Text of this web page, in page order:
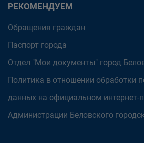
РЕКОМЕНДУЕМ
Обращения граждан
Паспорт города
Отдел "Мои документы" город
Политика в отношении обработки
данных на официальном интернет-
Администрации Беловского